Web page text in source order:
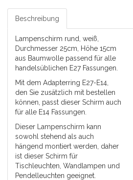
Beschreibung
Lampenschirm rund, weiß,
Durchmesser 25cm, Höhe 15cm
aus Baumwolle passend für alle
handelsüblichen E27 Fassungen.
Mit dem Adapterring E27-E14,
den Sie zusätzlich mit bestellen
können, passt dieser Schirm auch
für alle E14 Fassungen.
Dieser Lampenschirm kann
sowohl stehend als auch
hängend montiert werden, daher
ist dieser Schirm für
Tischleuchten, Wandlampen und
Pendelleuchten geeignet.